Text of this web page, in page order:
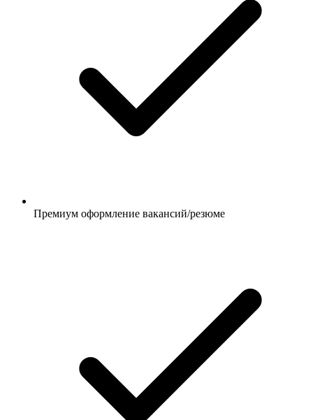
Премиум оформление вакансий/резюме